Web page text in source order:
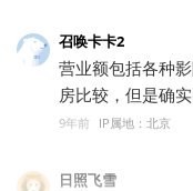
召唤卡卡2
营业额包括各种
房比较，但是确实
9年前 IP属地：北京
日照飞雪